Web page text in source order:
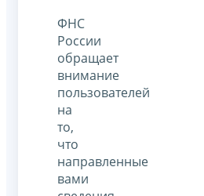
ФНС
России
обращает
внимание
пользователей
на
то,
что
направленные
вами